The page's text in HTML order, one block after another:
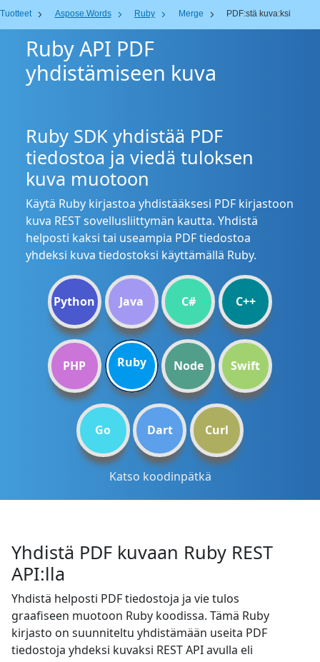
Tuotteet Aspose.Words Ruby Merge PDF:stä kuva:ksi
Ruby API PDF
yhdistämiseen kuva
Ruby SDK yhdistää PDF
tiedostoa ja viedä tuloksen
kuva muotoon
Käytä Ruby kirjastoa yhdistääksesi PDF kirjastoon
kuva REST sovellusliittymän kautta. Yhdistä
helposti kaksi tai useampia PDF tiedostoa
yhdeksi kuva tiedostoksi käyttämällä Ruby.
Python Java C# C++
PHP Ruby Node Swift
Go Dart Curl
Katso koodinpätkä
Yhdistä PDF kuvaan Ruby REST
API:lla
Yhdistä helposti PDF tiedostoja ja vie tulos
graafiseen muotoon Ruby koodissa. Tämä Ruby
kirjasto on suunniteltu yhdistämään useita PDF
tiedostoja yhdeksi kuvaksi REST API avulla eli